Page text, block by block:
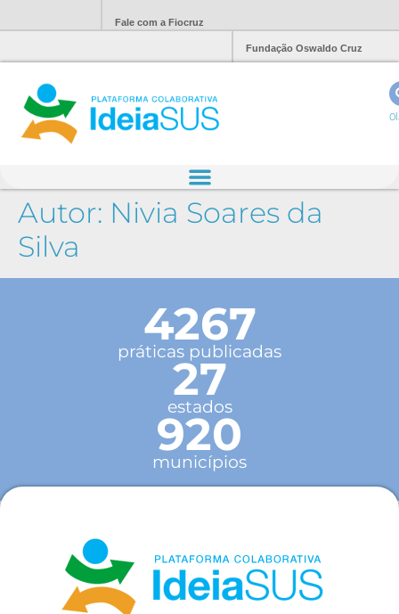
Fale com a Fiocruz
Fundação Oswaldo Cruz
Autor: Nivia Soares da
Silva
4267
práticas publicadas
27
estados
920
municípios